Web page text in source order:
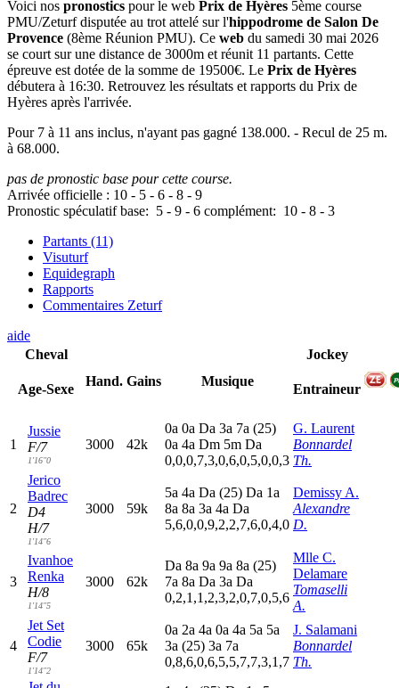
Voici nos pronostics pour le web Prix de Hyères 5ème course
PMU/Zeturf disputée au trot attelé sur l'hippodrome de Salon De
Provence (8ème Réunion PMU). Ce web du samedi 30 mai 2026
se court sur une distance de 3000m et réunit 11 partants. Cette
épreuve est dotée de la somme de 19500€. Le Prix de Hyères
débutera à 16:30. Retrouvez les résultats et rapports du Prix de
Hyères après l'arrivée.
Pour 7 à 11 ans inclus, n'ayant pas gagné 138.000. - Recul de 25 m.
à 68.000.
pas de pronostic base pour cette course.
Arrivée officielle : 10 - 5 - 6 - 8 - 9
Pronostic spéculatif base: 5 - 9 - 6 complément: 10 - 8 - 3
Partants (11)
Visuturf
Equidegraph
Rapports
Commentaires Zeturf
aide
Cheval
Age-Sexe
Hand. Gains Musique
Jockey
Entraineur
1
Jussie
F/7
1'16"0
3000 42k
0a 0a Da 3a 7a (25)
0a 4a Dm 5m Da
0,0,0,7,3,0,6,0,5,0,0,3
G. Laurent
Bonnardel
Th.
2
Jerico
Badrec
D4
H/7
1'14"6
3000 59k
5a 4a Da (25) Da 1a
8a 8a 3a 4a Da
5,6,0,0,9,2,2,7,6,0,4,0
Demissy A.
Alexandre
D.
3
Ivanhoe
Renka
H/8
1'14"5
3000 62k
Da 8a 9a 9a 8a (25)
7a 8a Da 3a Da
0,2,1,1,2,3,2,0,7,0,5,6
Mlle C.
Delamare
Tomaselli
A.
4
Jet Set
Codie
F/7
1'14"2
3000 65k
0a 2a 4a 0a 4a 5a 5a
3a (25) 3a 7a
0,8,6,0,6,5,5,7,7,3,1,7
J. Salamani
Bonnardel
Th.